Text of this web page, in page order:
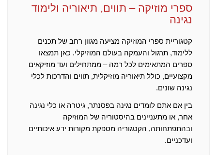
ספרי מוזיקה – תווים, תיאוריה ולימוד
נגינה
קטגוריית ספרי המוזיקה מציעה מגוון רחב של תכנים
ללימוד, תרגול והעמקה בעולם המוזיקלי. כאן תמצאו
ספרים המתאימים לכל רמה – ממתחילים ועד מוזיקאים
מקצועיים, כולל תיאוריה מוזיקלית, תווים והדרכות לכלי
נגינה שונים.
בין אם אתם לומדים נגינה בפסנתר, גיטרה או כלי נגינה
אחר, או מתעניינים בהיסטוריה של המוזיקה
ובהתפתחותה, הקטגוריה מספקת מקורות ידע איכותיים
ועדכניים.